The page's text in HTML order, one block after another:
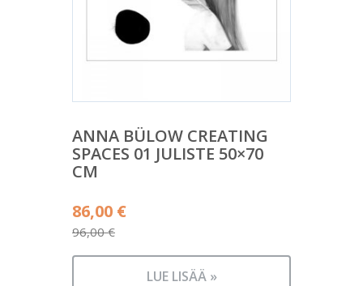
ANNA BÜLOW CREATING
SPACES 01 JULISTE 50×70
CM
96,00€
Alkuperäinen
hinta
oli:
86,00 €
Nykyinen
LUE LISÄÄ »